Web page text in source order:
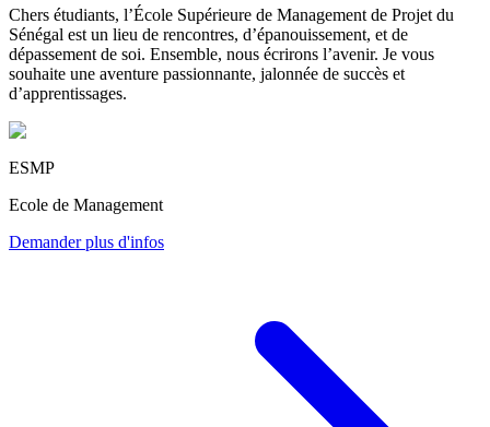
Chers étudiants, l’École Supérieure de Management de Projet du
Sénégal est un lieu de rencontres, d’épanouissement, et de
dépassement de soi. Ensemble, nous écrirons l’avenir. Je vous
souhaite une aventure passionnante, jalonnée de succès et
d’apprentissages.
ESMP
Ecole de Management
Demander plus d'infos